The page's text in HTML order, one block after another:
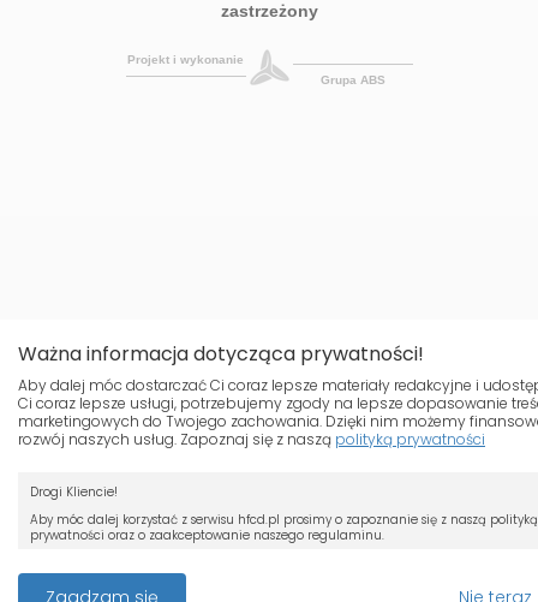
zastrzeżony
Projekt i wykonanie
Grupa ABS
zapisywane na Twoim dysku zmień
ustawienia swojej przeglądarki.
Przeczytaj więcej o cookies
Ważna informacja dotycząca prywatności!
Aby dalej móc dostarczać Ci coraz lepsze materiały redakcyjne i
Ci coraz lepsze usługi, potrzebujemy zgody na lepsze dopasowanie
marketingowych do Twojego zachowania. Dzięki nim możemy
rozwój naszych usług. Zapoznaj się z naszą polityką prywatności
Drogi Kliencie!
Aby móc dalej korzystać z serwisu hfcd.pl prosimy o zapoznanie się z naszą polityką
prywatności oraz o zaakceptowanie naszego regulaminu.
Z dniem 25 maja 2018 r. rozpoczyna obowiązywanie Rozporządzenie Parlamentu
Zgadzam się Nie teraz